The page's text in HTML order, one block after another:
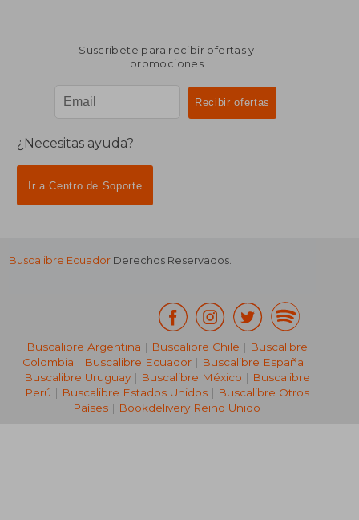
Suscríbete para recibir ofertas y
promociones
¿Necesitas ayuda?
Ir a Centro de Soporte
Buscalibre Ecuador Derechos Reservados.
Buscalibre Argentina | Buscalibre Chile | Buscalibre
Colombia | Buscalibre Ecuador | Buscalibre España |
Buscalibre Uruguay| Buscalibre México | Buscalibre
Perú | Buscalibre Estados Unidos| Buscalibre Otros
Países | Bookdelivery Reino Unido